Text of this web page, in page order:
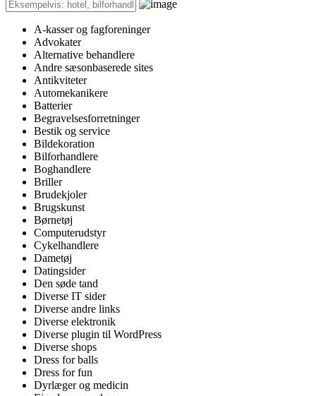
A-kasser og fagforeninger
Advokater
Alternative behandlere
Andre sæsonbaserede sites
Antikviteter
Automekanikere
Batterier
Begravelsesforretninger
Bestik og service
Bildekoration
Bilforhandlere
Boghandlere
Briller
Brudekjoler
Brugskunst
Børnetøj
Computerudstyr
Cykelhandlere
Dametøj
Datingsider
Den søde tand
Diverse IT sider
Diverse andre links
Diverse elektronik
Diverse plugin til WordPress
Diverse shops
Dress for balls
Dress for fun
Dyrlæger og medicin